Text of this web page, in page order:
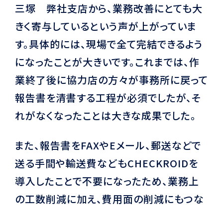
三塚 弊社支店から、業務改善にとても大
きく寄与しているという声が上がっていま
す。具体的には、現場で全て完結できるよう
になったことが大きいです。これまでは、作
業終了後に協力店の方々が事務所に戻って
報告書を清書する工程が必須でしたが、そ
れがなくなったことは大きな成果でした。
また、報告書をFAXやEメール、郵送などで
送る手間や輸送費などもCHECKROIDを
導入したことで不要になったため、業務上
の工数削減に加え、費用面の削減にもつな